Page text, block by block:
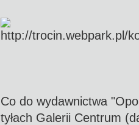
Co do wydawnictwa
tyłach Galerii Centrum